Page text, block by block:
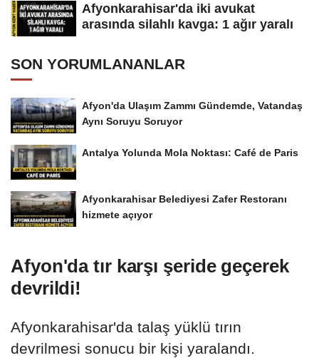
Afyonkarahisar'da iki avukat
arasında silahlı kavga: 1 ağır yaralı
SON YORUMLANANLAR
Afyon'da Ulaşım Zammı Gündemde, Vatandaş
Aynı Soruyu Soruyor
Antalya Yolunda Mola Noktası: Café de Paris
Afyonkarahisar Belediyesi Zafer Restoranı
hizmete açıyor
Afyon'da tır karşı şeride geçerek
devrildi!
Afyonkarahisar'da talaş yüklü tırın
devrilmesi sonucu bir kişi yaralandı.